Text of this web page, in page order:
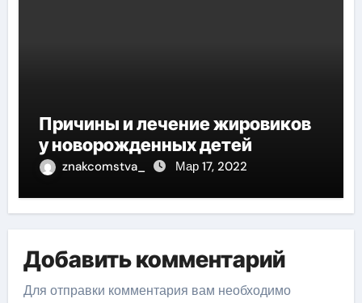
Причины и лечение жировиков
у новорожденных детей
znakcomstva_ Мар 17, 2022
Добавить комментарий
Для отправки комментария вам необходимо